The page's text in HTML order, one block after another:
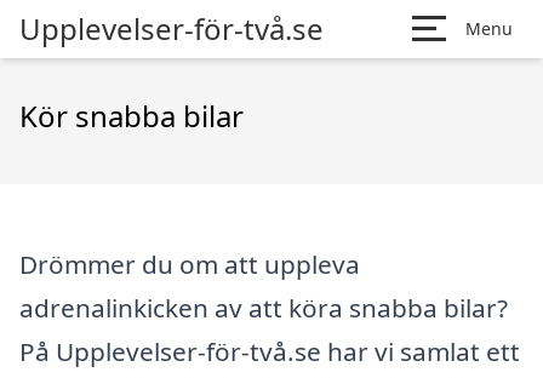
Upplevelser-för-två.se Menu
Kör snabba bilar
Drömmer du om att uppleva
adrenalinkicken av att köra snabba bilar?
På Upplevelser-för-två.se har vi samlat ett